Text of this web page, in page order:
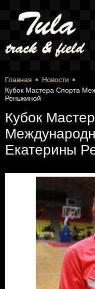
Главная
Новости
Кубок Мастера Спорта
Реньжиной
Кубок
Екатерины